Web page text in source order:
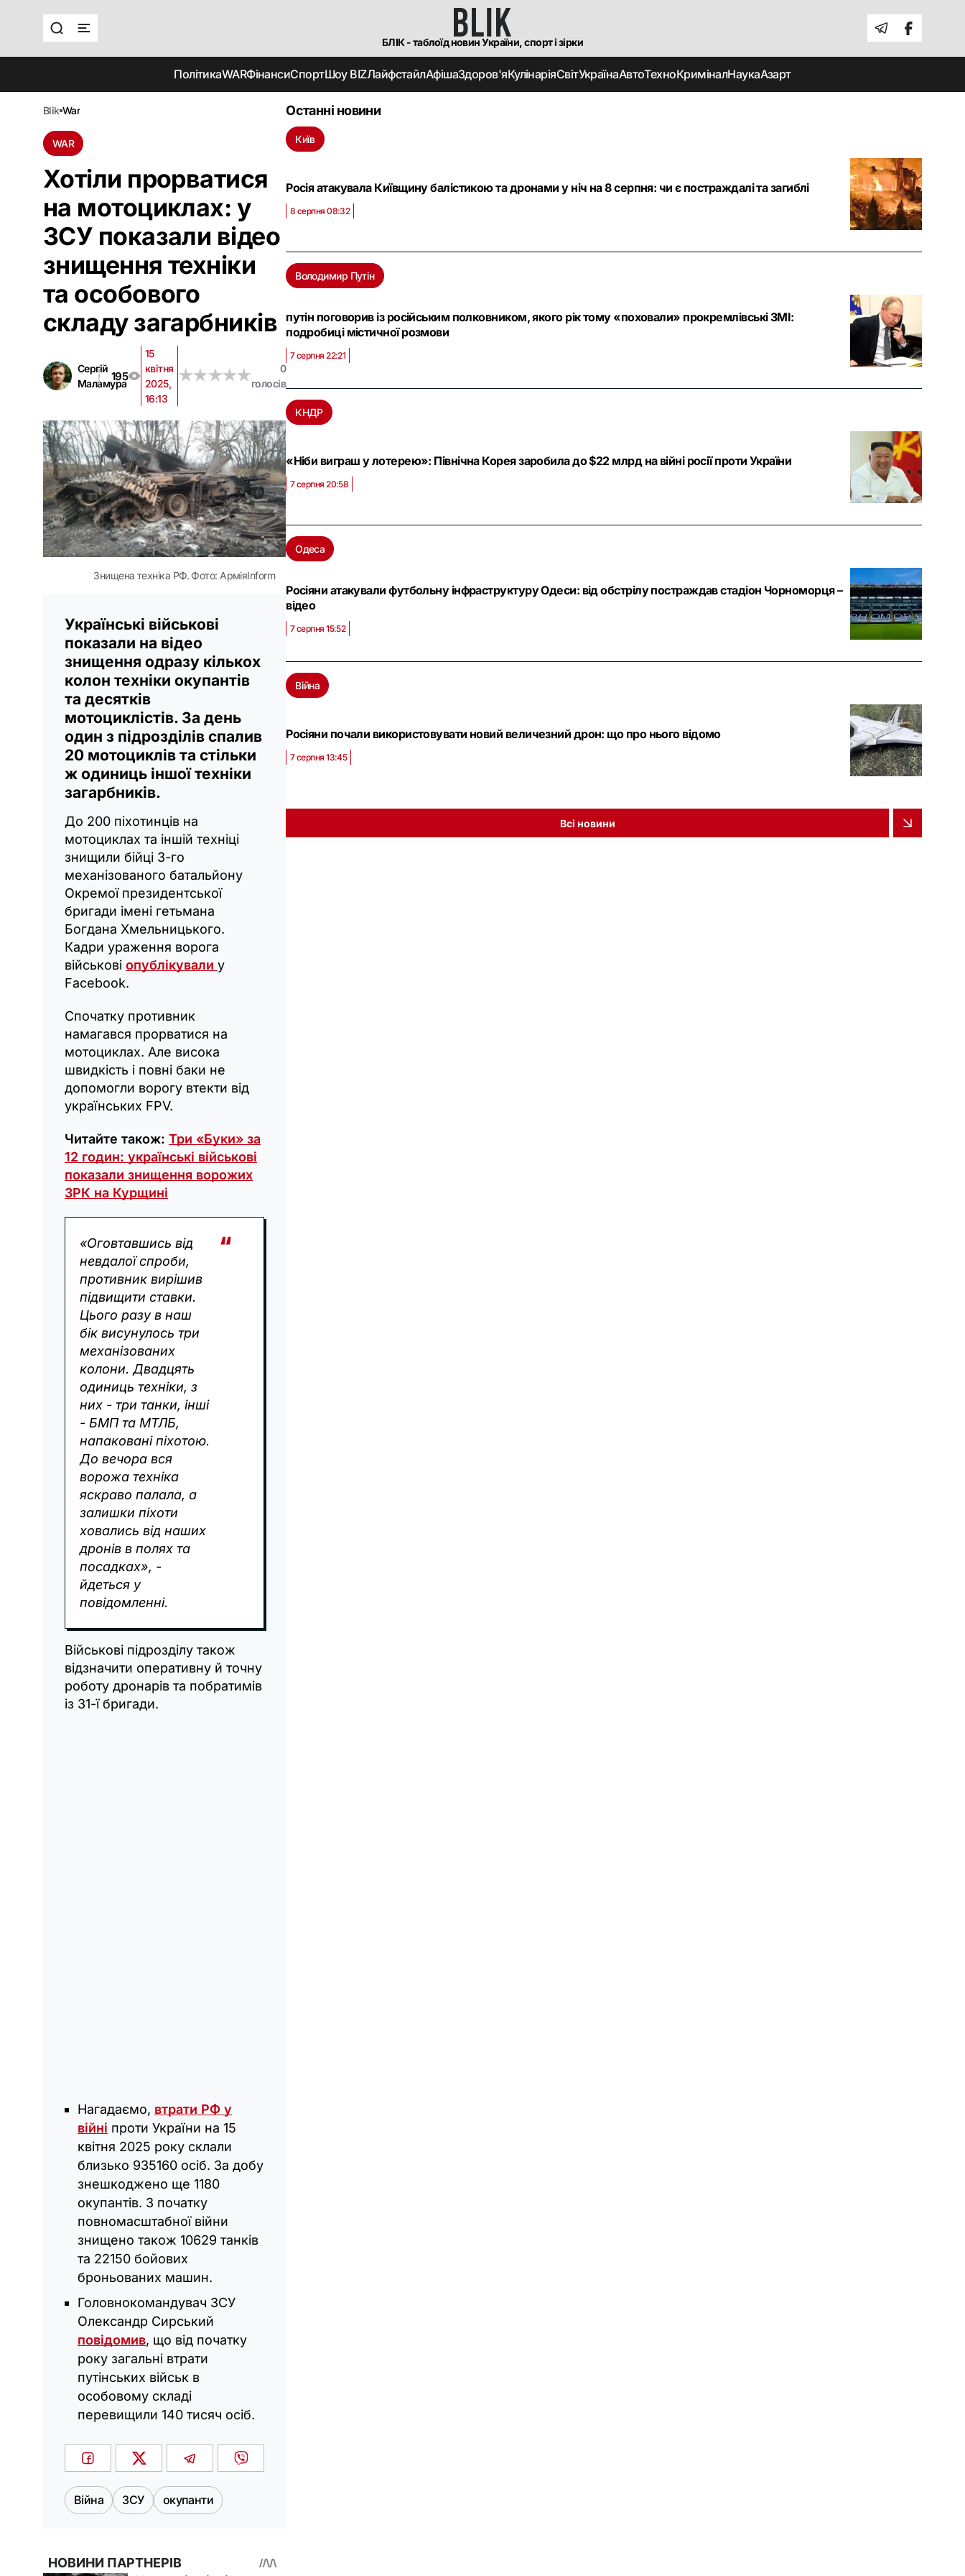
БЛІК - таблоїд новин України, спорт і зірки
ПолітикаWARФінансиСпортШоу BIZЛайфстайлАфішаЗдоров'яКулінаріяСвітУкраїнаАвтоТехноКриміналНаукаАзарт
blik war
WAR
Хотіли прорватися
на мотоциклах: у
ЗСУ показали відео
знищення техніки
та особового
складу загарбників
Сергій
Маламура
195
15
квітня
2025,
16:13
★★★★★
★★★★★
0
голосів
Знищена техніка РФ. Фото: АрміяInform
Українські військові
показали на відео
знищення одразу кількох
колон техніки окупантів
та десятків
мотоциклістів. За день
один з підрозділів спалив
20 мотоциклів та стільки
ж одиниць іншої техніки
загарбників.
До 200 піхотинців на
мотоциклах та іншій техніці
знищили бійці 3-го
механізованого батальйону
Окремої президентської
бригади імені гетьмана
Богдана Хмельницького.
Кадри ураження ворога
військові опублікували у
Facebook.
Спочатку противник
намагався прорватися на
мотоциклах. Але висока
швидкість і повні баки не
допомогли ворогу втекти від
українських FPV.
Читайте також: Три «Буки» за
12 годин: українські військові
показали знищення ворожих
ЗРК на Курщині
«Оговтавшись від
невдалої спроби,
противник вирішив
підвищити ставки.
Цього разу в наш
бік висунулось три
механізованих
колони. Двадцять
одиниць техніки, з
них - три танки, інші
- БМП та МТЛБ,
напаковані піхотою.
До вечора вся
ворожа техніка
яскраво палала, а
залишки піхоти
ховались від наших
дронів в полях та
посадках», -
йдеться у
повідомленні.
Військові підрозділу також
відзначити оперативну й точну
роботу дронарів та побратимів
із 31-ї бригади.
Нагадаємо, втрати РФ у
війні проти України на 15
квітня 2025 року склали
близько 935160 осіб. За добу
знешкоджено ще 1180
окупантів. З початку
повномасштабної війни
знищено також 10629 танків
та 22150 бойових
броньованих машин.
Головнокомандувач ЗСУ
Олександр Сирський
повідомив, що від початку
року загальні втрати
путінських військ в
особовому складі
перевищили 140 тисяч осіб.
Війна ЗСУ окупанти
Останні новини
Київ
Росія атакувала Київщину балістикою та дронами у ніч на 8 серпня: чи є постраждалі та загиблі
8 серпня 08:32
Володимир Путін
путін поговорив із російським полковником, якого рік тому «поховали» прокремлівські ЗМІ:
подробиці містичної розмови
7 серпня 22:21
КНДР
«Ніби виграш у лотерею»: Північна Корея заробила до $22 млрд на війні росії проти України
7 серпня 20:58
Одеса
Росіяни атакували футбольну інфраструктуру Одеси: від обстрілу постраждав стадіон Чорноморця –
відео
7 серпня 15:52
Війна
Росіяни почали використовувати новий величезний дрон: що про нього відомо
7 серпня 13:45
Всі новини